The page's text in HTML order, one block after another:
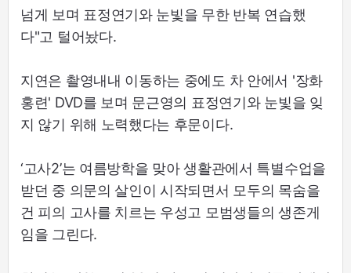
넘게 보며 표정연기와 눈빛을 무한 반복 연습했
다"고 털어놨다.
지연은 촬영내내 이동하는 중에도 차 안에서 '장화
홍련' DVD를 보며 문근영의 표정연기와 눈빛을 잊
지 않기 위해 노력했다는 후문이다.
‘고사2’는 여름방학을 맞아 생활관에서 특별수업을
받던 중 의문의 살인이 시작되면서 모두의 목숨을
건 피의 고사를 치르는 우성고 모범생들의 생존게
임을 그린다.